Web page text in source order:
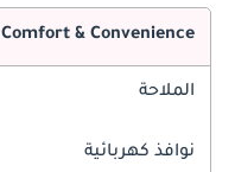
Comfort & Convenience
الملاحة
نوافذ كهربائية